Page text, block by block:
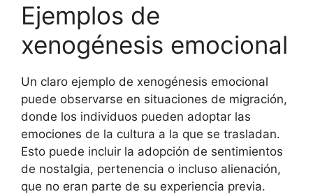
Ejemplos de
xenogénesis emocional
Un claro ejemplo de xenogénesis emocional
puede observarse en situaciones de migración,
donde los individuos pueden adoptar las
emociones de la cultura a la que se trasladan.
Esto puede incluir la adopción de sentimientos
de nostalgia, pertenencia o incluso alienación,
que no eran parte de su experiencia previa.